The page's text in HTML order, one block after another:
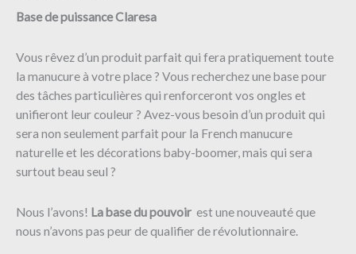
Base de puissance Claresa
Vous rêvez d’un produit parfait qui fera pratiquement toute
la manucure à votre place ? Vous recherchez une base pour
des tâches particulières qui renforceront vos ongles et
unifieront leur couleur ? Avez-vous besoin d’un produit qui
sera non seulement parfait pour la French manucure
naturelle et les décorations baby-boomer, mais qui sera
surtout beau seul ?
Nous l’avons! La base du pouvoir est une nouveauté que
nous n’avons pas peur de qualifier de révolutionnaire.